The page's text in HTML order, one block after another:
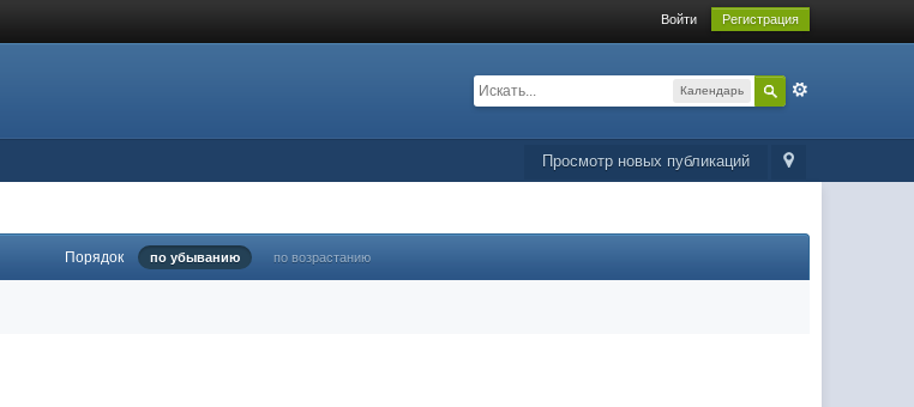
Войти Регистрация
Календарь
Просмотр новых публикаций
Порядок по убыванию по возрастанию